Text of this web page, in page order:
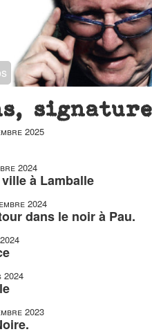
2025
2024
à Lamballe
2024
dans le noir à Pau.
2024
2023